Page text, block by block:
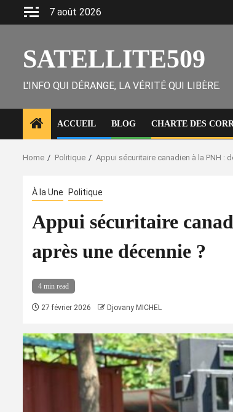
7 août 2026
SATELLITE509
L'INFO QUI DÉRANGE, LA VÉRITÉ QUI LIBÈRE.
ACCUEIL BLOG CHARTE DES
Home Politique Appui sécuritaire canadien à la PNH :
À la Une Politique
Appui sécuritaire
après une décennie ?
4 min read
27 février 2026 Djovany MICHEL